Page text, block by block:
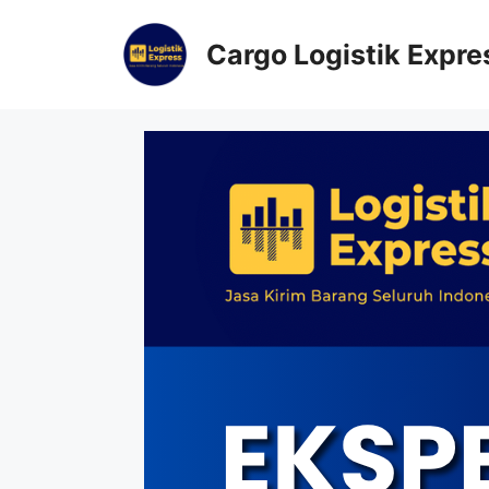
Cargo Logistik